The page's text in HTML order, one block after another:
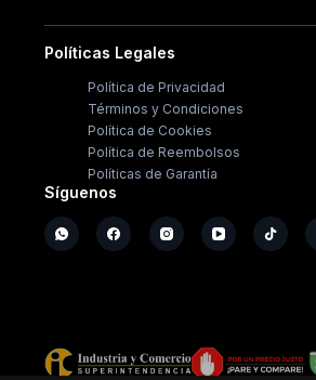
Políticas Legales
Política de Privacidad
Términos y Condiciones
Política de Cookies
Política de Reembolsos
Políticas de Garantía
Síguenos